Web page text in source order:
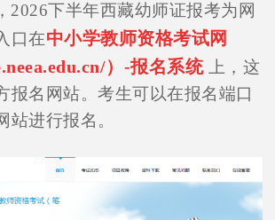
2026下半年西藏幼师证报考为网
口在中小学教师资格考试网
）-报名系统上，这
报名网站。考生可以在报名端口
站进行报名。